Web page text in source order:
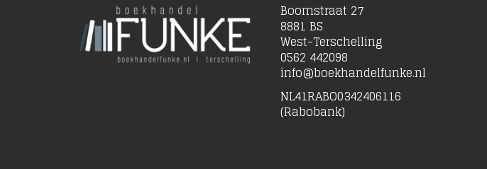
Boomstraat 27
8881 BS
West-Terschelling
0562 442098
info@boekhandelfunke.nl
NL41RABO0342406116
(Rabobank)